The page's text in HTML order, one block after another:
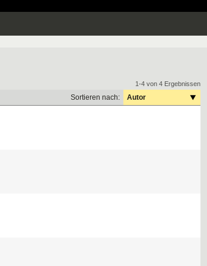
1-4 von 4 Ergebnissen
Sortieren nach: Autor